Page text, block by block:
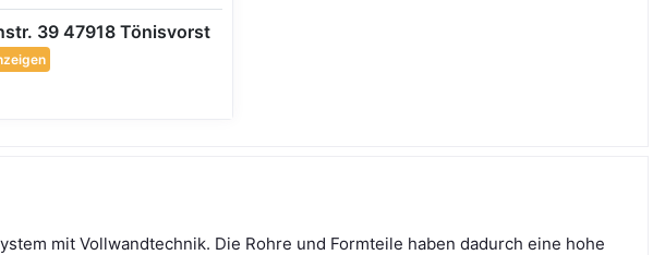
39 47918 Tönisvorst
mit Vollwandtechnik. Die Rohre und Formteile haben dadurch eine hohe